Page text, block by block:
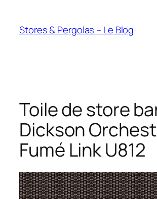
contenu
Stores & Pergolas – Le Blog
Toile de store
Dickson
Fumé Link U812